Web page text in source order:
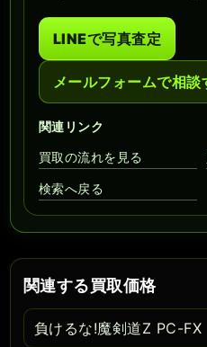
LINEで写真査定
メールフォームで相談
関連リンク
買取の流れを見る
検索へ戻る
関連する買取価格
負けるな!魔剣道Z PC-FX